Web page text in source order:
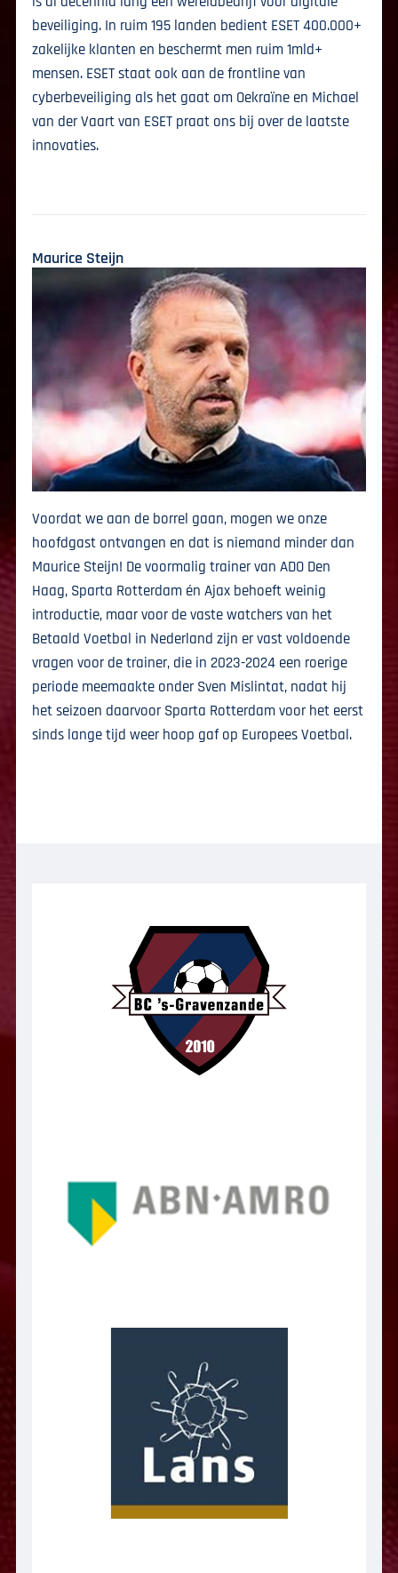
beveiliging. In ruim 195 landen bedient ESET 400.000+
zakelijke klanten en beschermt men ruim 1mld+
mensen. ESET staat ook aan de frontline van
cyberbeveiliging als het gaat om Oekraïne en Michael
van der Vaart van ESET praat ons bij over de laatste
innovaties.
Maurice Steijn
Voordat we aan de borrel gaan, mogen we onze
hoofdgast ontvangen en dat is niemand minder dan
Maurice Steijn! De voormalig trainer van ADO Den
Haag, Sparta Rotterdam én Ajax behoeft weinig
introductie, maar voor de vaste watchers van het
Betaald Voetbal in Nederland zijn er vast voldoende
vragen voor de trainer, die in 2023-2024 een roerige
periode meemaakte onder Sven Mislintat, nadat hij
het seizoen daarvoor Sparta Rotterdam voor het eerst
sinds lange tijd weer hoop gaf op Europees Voetbal.